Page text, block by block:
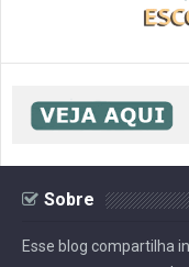
Sobre
Esse blog compartilha